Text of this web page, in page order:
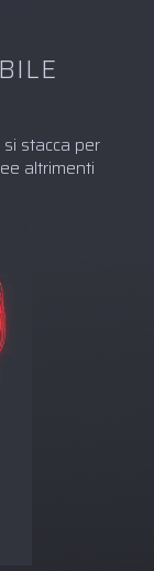
stacca per
altrimenti